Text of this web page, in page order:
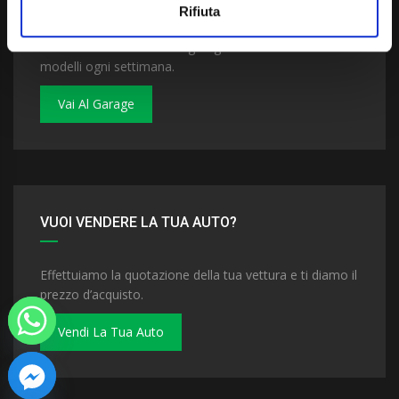
Rifiuta
Dai un'occhiata al nostro garage. Troverai nuovi
modelli ogni settimana.
Vai Al Garage
VUOI VENDERE LA TUA AUTO?
Effettuiamo la quotazione della tua vettura e ti diamo il
prezzo d’acquisto.
Vendi La Tua Auto